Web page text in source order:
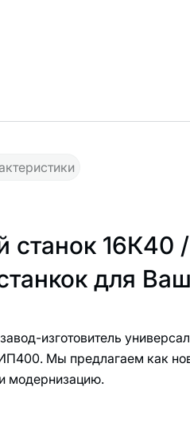
станок
для
изготовитель
Мы предлагаем как
модернизацию.